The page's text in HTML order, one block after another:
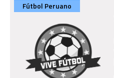
Fútbol Peruano